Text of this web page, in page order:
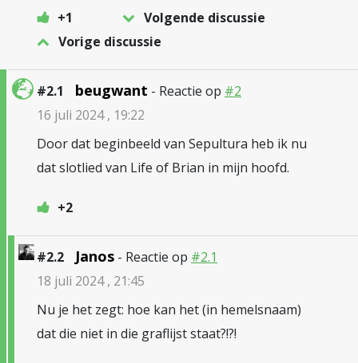
+1
Volgende discussie
Vorige discussie
#2.1 beugwant - Reactie op #2
16 juli 2024 , 19:22
Door dat beginbeeld van Sepultura heb ik nu
dat slotlied van Life of Brian in mijn hoofd.
+2
#2.2 Janos - Reactie op #2.1
18 juli 2024 , 21:45
Nu je het zegt: hoe kan het (in hemelsnaam)
dat die niet in die graflijst staat?!?!